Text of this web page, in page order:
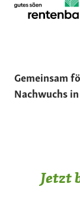
Gemeinsam
Nachwuchs
Jetzt